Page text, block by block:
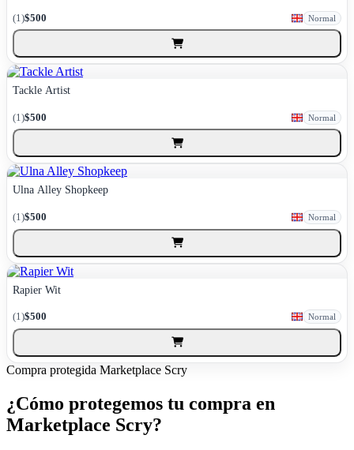
(1)$500 Normal
Tackle Artist
(1)$500 Normal
Ulna Alley Shopkeep
(1)$500 Normal
Rapier Wit
(1)$500 Normal
Compra protegida Marketplace Scry
¿Cómo protegemos tu compra en
Marketplace Scry?